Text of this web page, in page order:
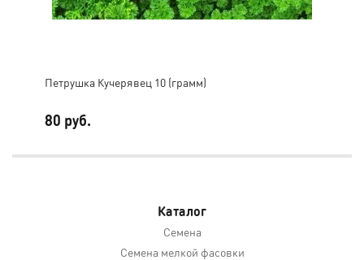
Петрушка Кучерявец 10 (грамм)
80 руб.
Каталог
Семена
Семена мелкой фасовки